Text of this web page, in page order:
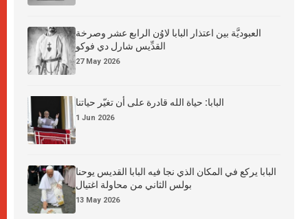
العبوديَّة بين اعتذار البابا لاوُن الرابع عشر وصرخة
القدِّيس شارل دي فوكو
27 May 2026
البابا: حياة الله قادرة على أن تغيّر حياتنا
1 Jun 2026
البابا يركع في المكان الذي نجا فيه البابا القديس يوحنا
بولس الثاني من محاولة اغتيال
13 May 2026